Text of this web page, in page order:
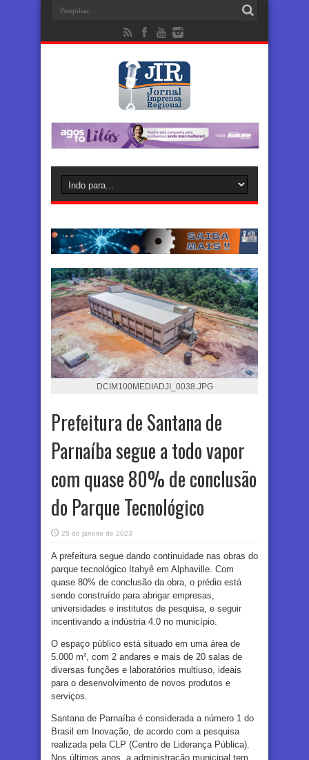
DCIM100MEDIADJI_0038.JPG
Prefeitura de Santana de
Parnaíba segue a todo vapor
com quase 80% de conclusão
do Parque Tecnológico
25 de janeiro de 2023
A prefeitura segue dando continuidade nas obras do
parque tecnológico Itahyê em Alphaville. Com
quase 80% de conclusão da obra, o prédio está
sendo construído para abrigar empresas,
universidades e institutos de pesquisa, e seguir
incentivando a indústria 4.0 no município.
O espaço público está situado em uma área de
5.000 m², com 2 andares e mais de 20 salas de
diversas funções e laboratórios multiuso, ideais
para o desenvolvimento de novos produtos e
serviços.
Santana de Parnaíba é considerada a número 1 do
Brasil em Inovação, de acordo com a pesquisa
realizada pela CLP (Centro de Liderança Pública).
Nos últimos anos, a administração municipal tem